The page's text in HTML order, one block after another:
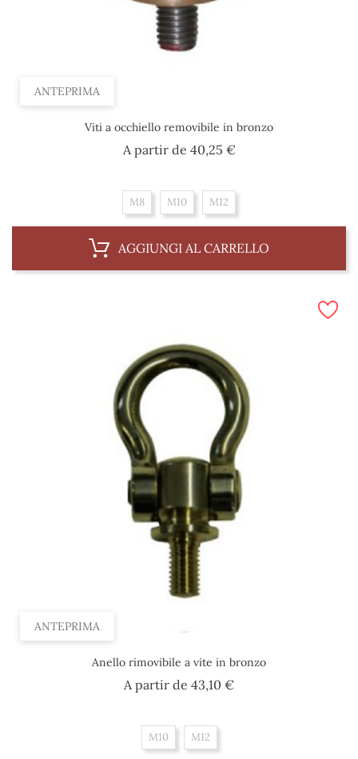
ANTEPRIMA
Viti a occhiello removibile in bronzo
A partir de 40,25 €Prezzo
M8 M10 M12
AGGIUNGI AL CARRELLO
ANTEPRIMA
Anello rimovibile a vite in bronzo
A partir de 43,10 €Prezzo
M10 M12